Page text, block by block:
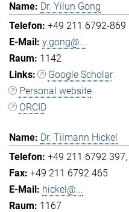
Dr. Yilun Gong
+49 211 6792-869
y.gong@...
1142
Google Scholar
Personal website
ORCID
Dr. Tilmann Hickel
+49 211 6792 397
+49 211 6792 465
hickel@...
1167